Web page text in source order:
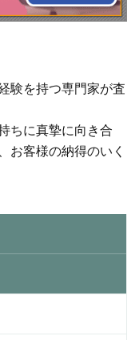
験を持つ専門家が査
ちに真摯に向き合
お客様の納得のいく